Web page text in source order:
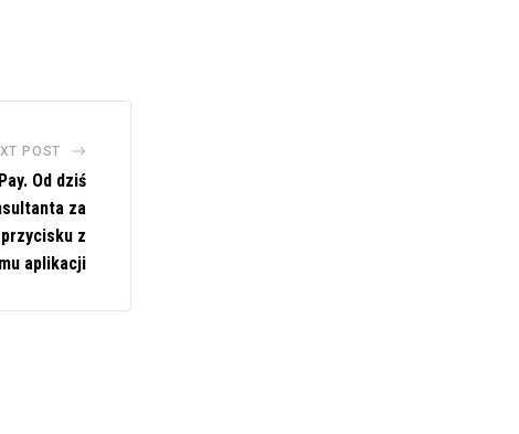
POST
Od dziś
za
z
aplikacji